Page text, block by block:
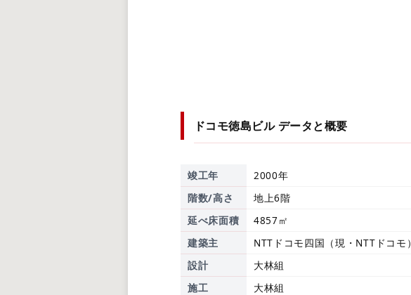
ドコモ徳島ビル データと概要
竣工年
2000年
階数/高さ
地上6階
延べ床面積
4857㎡
建築主
NTTドコモ四国（現・NTTドコモ）
設計
大林組
施工
大林組